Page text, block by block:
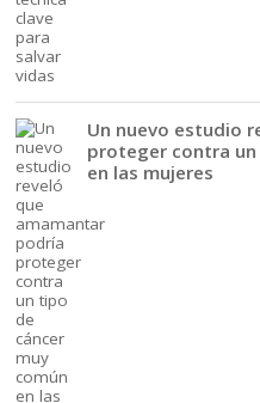
Un nuevo estudio
proteger contra
en las mujeres